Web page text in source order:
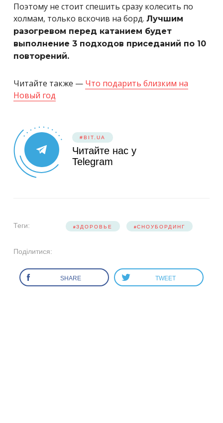
Поэтому не стоит спешить сразу колесить по
холмам, только вскочив на борд. Лучшим
разогревом перед катанием будет
выполнение 3 подходов приседаний по 10
повторений.
Читайте также — Что подарить близким на
Новый год
#BIT.UA
Читайте нас у
Telegram
Теги: ЗДОРОВЬЕ СНОУБОРДИНГ
Поділитися:
SHARE TWEET